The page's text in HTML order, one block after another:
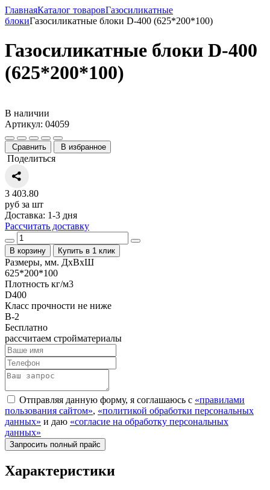
ГлавнаяКаталог товаровГазосиликатные
блокиГазосиликатные блоки D-400 (625*200*100)
Газосиликатные блоки D-400
(625*200*100)
В наличии
Артикул: 04059
Сравнить В избранное
Поделиться
3 403.80
руб за шт
Доставка: 1-3 дня
Рассчитать доставку
В корзину Купить в 1 клик
Размеры, мм. ДхВхШ
625*200*100
Плотность кг/м3
D400
Класс прочности не ниже
B-2
Бесплатно
рассчитаем стройматериалы
Отправляя данную форму, я соглашаюсь с «правилами
пользования сайтом», «политикой обработки персональных
данных» и даю «согласие на обработку персональных
данных»
Характеристики